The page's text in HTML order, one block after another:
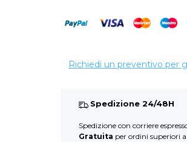
Richiedi un preventivo per
Spedizione 24/48H
Spedizione con corriere
Gratuita per ordini superiori a